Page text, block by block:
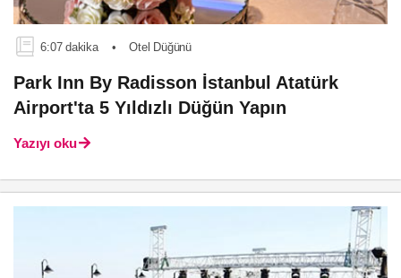
6:07 dakika • Otel Düğünü
Park Inn By Radisson İstanbul Atatürk
Airport'ta 5 Yıldızlı Düğün Yapın
Yazıyı oku